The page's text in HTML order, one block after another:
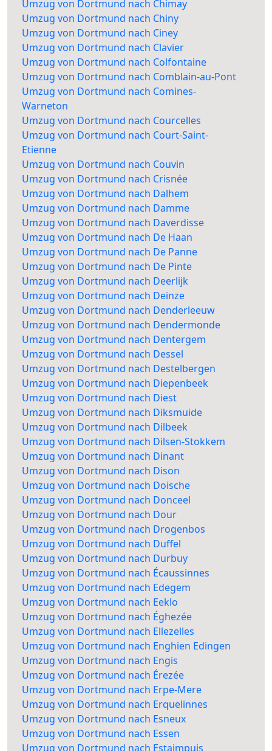
Umzug von Dortmund nach Chimay
Umzug von Dortmund nach Chiny
Umzug von Dortmund nach Ciney
Umzug von Dortmund nach Clavier
Umzug von Dortmund nach Colfontaine
Umzug von Dortmund nach Comblain-au-Pont
Umzug von Dortmund nach Comines-
Warneton
Umzug von Dortmund nach Courcelles
Umzug von Dortmund nach Court-Saint-
Etienne
Umzug von Dortmund nach Couvin
Umzug von Dortmund nach Crisnée
Umzug von Dortmund nach Dalhem
Umzug von Dortmund nach Damme
Umzug von Dortmund nach Daverdisse
Umzug von Dortmund nach De Haan
Umzug von Dortmund nach De Panne
Umzug von Dortmund nach De Pinte
Umzug von Dortmund nach Deerlijk
Umzug von Dortmund nach Deinze
Umzug von Dortmund nach Denderleeuw
Umzug von Dortmund nach Dendermonde
Umzug von Dortmund nach Dentergem
Umzug von Dortmund nach Dessel
Umzug von Dortmund nach Destelbergen
Umzug von Dortmund nach Diepenbeek
Umzug von Dortmund nach Diest
Umzug von Dortmund nach Diksmuide
Umzug von Dortmund nach Dilbeek
Umzug von Dortmund nach Dilsen-Stokkem
Umzug von Dortmund nach Dinant
Umzug von Dortmund nach Dison
Umzug von Dortmund nach Doische
Umzug von Dortmund nach Donceel
Umzug von Dortmund nach Dour
Umzug von Dortmund nach Drogenbos
Umzug von Dortmund nach Duffel
Umzug von Dortmund nach Durbuy
Umzug von Dortmund nach Écaussinnes
Umzug von Dortmund nach Edegem
Umzug von Dortmund nach Eeklo
Umzug von Dortmund nach Éghezée
Umzug von Dortmund nach Ellezelles
Umzug von Dortmund nach Enghien Edingen
Umzug von Dortmund nach Engis
Umzug von Dortmund nach Érezée
Umzug von Dortmund nach Erpe-Mere
Umzug von Dortmund nach Erquelinnes
Umzug von Dortmund nach Esneux
Umzug von Dortmund nach Essen
Umzug von Dortmund nach Estaimpuis